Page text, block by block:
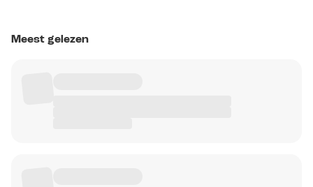
Meest gelezen